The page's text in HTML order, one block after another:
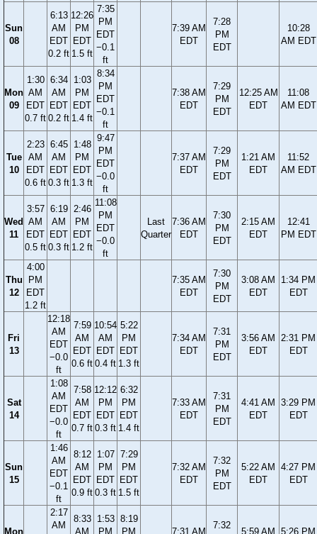
Sun
08
6:13
AM
EDT
0.2 ft
12:26
PM
EDT
1.5 ft
7:35
PM
EDT
−0.1
ft
7:39 AM
EDT
7:28
PM
EDT
10:28
AM EDT
Mon
09
1:30
AM
EDT
0.7 ft
6:34
AM
EDT
0.2 ft
1:03
PM
EDT
1.4 ft
8:34
PM
EDT
−0.1
ft
7:38 AM
EDT
7:29
PM
EDT
12:25 AM
EDT
11:08
AM EDT
Tue
10
2:23
AM
EDT
0.6 ft
6:45
AM
EDT
0.3 ft
1:48
PM
EDT
1.3 ft
9:47
PM
EDT
−0.0
ft
7:37 AM
EDT
7:29
PM
EDT
1:21 AM
EDT
11:52
AM EDT
Wed
11
3:57
AM
EDT
0.5 ft
6:19
AM
EDT
0.3 ft
2:46
PM
EDT
1.2 ft
11:08
PM
EDT
−0.0
ft
Last
Quarter
7:36 AM
EDT
7:30
PM
EDT
2:15 AM
EDT
12:41
PM EDT
Thu
12
4:00
PM
EDT
1.2 ft
7:35 AM
EDT
7:30
PM
EDT
3:08 AM
EDT
1:34 PM
EDT
Fri
13
12:18
AM
EDT
−0.0
ft
7:59
AM
EDT
0.6 ft
10:54
AM
EDT
0.4 ft
5:22
PM
EDT
1.3 ft
7:34 AM
EDT
7:31
PM
EDT
3:56 AM
EDT
2:31 PM
EDT
Sat
14
1:08
AM
EDT
−0.0
ft
7:58
AM
EDT
0.7 ft
12:12
PM
EDT
0.3 ft
6:32
PM
EDT
1.4 ft
7:33 AM
EDT
7:31
PM
EDT
4:41 AM
EDT
3:29 PM
EDT
Sun
15
1:46
AM
EDT
−0.1
ft
8:12
AM
EDT
0.9 ft
1:07
PM
EDT
0.3 ft
7:29
PM
EDT
1.5 ft
7:32 AM
EDT
7:32
PM
EDT
5:22 AM
EDT
4:27 PM
EDT
Mon
2:17
AM
8:33
AM
1:53
PM
8:19
PM
7:31 AM
7:32
5:59 AM 5:26 PM